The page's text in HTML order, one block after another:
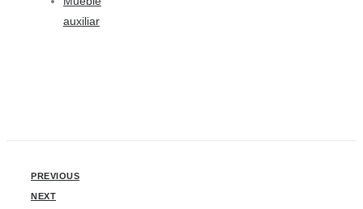
auxiliar
PREVIOUS
NEXT